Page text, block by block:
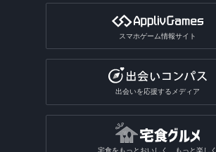
スマホゲーム情報サイト
出会いを応援するメディア
宅食をもっとおいしく、もっと楽しく